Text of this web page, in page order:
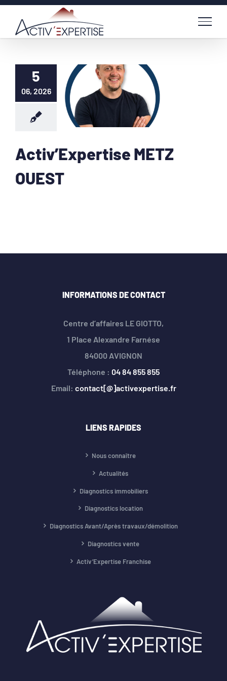
Passer
contenu
5
06, 2026
Activ’Expertise METZ
OUEST
INFORMATIONS DE CONTACT
Centre d’affaires LE GIOTTO,
1 Place Alexandre Farnése
84000 AVIGNON
Téléphone : 04 84 855 855
Email: contact[@]activexpertise.fr
LIENS RAPIDES
Nous connaître
Actualités
Diagnostics immobiliers
Diagnostics location
Diagnostics Avant/Après travaux/démolition
Diagnostics vente
Activ’Expertise Franchise